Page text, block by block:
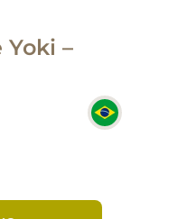
–